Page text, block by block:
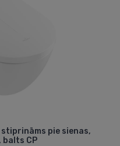
stiprināms pie sienas,
balts CP